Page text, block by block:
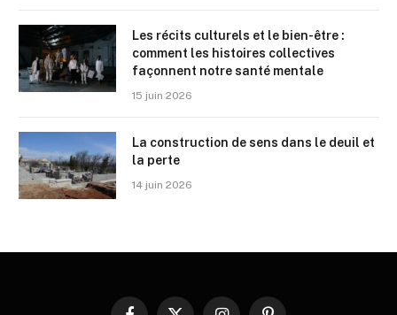
Les récits culturels et le bien-être :
comment les histoires collectives
façonnent notre santé mentale
15 juin 2026
La construction de sens dans le deuil et
la perte
14 juin 2026